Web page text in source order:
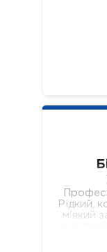
Рідкий,
м'який